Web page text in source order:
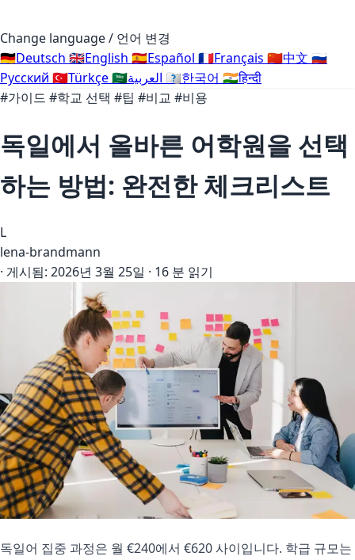
Change language / 언어 변경
🇩🇪Deutsch 🇬🇧English 🇪🇸Español 🇫🇷Français 🇨🇳中文 🇷🇺
Русский 🇹🇷Türkçe🇸🇦 🇰🇷한국어 🇮🇳हिन्दी
#가이드 #학교 선택 #팁 #비교 #비용
독일에서 올바른 어학원을 선택
하는 방법: 완전한 체크리스트
L
lena-brandmann
· 게시됨: 2026년 3월 25일 · 16 분 읽기
독일어 집중 과정은 월 €240에서 €620 사이입니다. 학급 규모는